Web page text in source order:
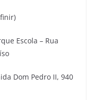
Escola – Rua
Dom Pedro II, 940